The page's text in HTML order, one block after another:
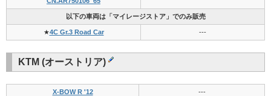
以下の車両は「マイレージストア」でのみ販売
★4C Gr.3 Road Car ---
KTM (オーストリア)
X-BOW R '12 ---